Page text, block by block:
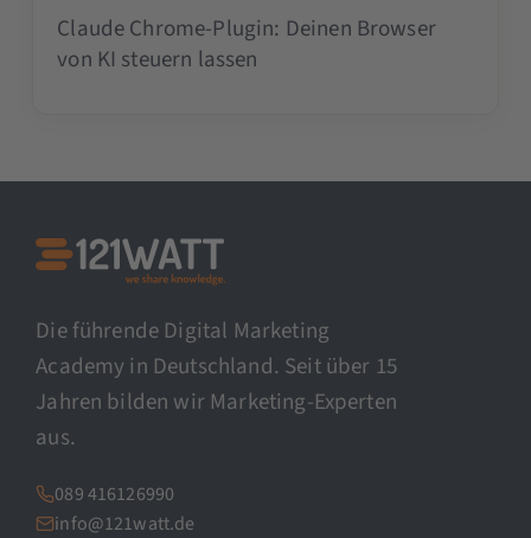
Claude Chrome-Plugin: Deinen Browser
von KI steuern lassen
Die führende Digital Marketing
Academy in Deutschland. Seit über 15
Jahren bilden wir Marketing-Experten
aus.
089 416126990
info@121watt.de